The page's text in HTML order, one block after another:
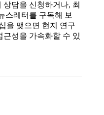
담을 신청하거나, 최
스레터를 구독해 보
을 맺으면 현지 연구
성을 가속화할 수 있